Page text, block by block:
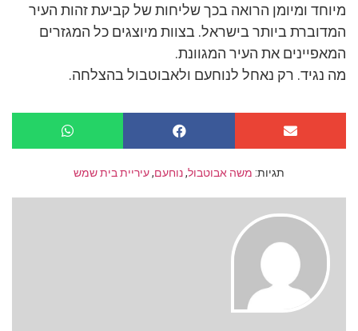
מיוחד ומיומן הרואה בכך שליחות של קביעת זהות העיר
המדוברת ביותר בישראל. בצוות מיוצגים כל המגזרים
המאפיינים את העיר המגוונת.
מה נגיד. רק נאחל לנוחעם ולאבוטבול בהצלחה.
תגיות: משה אבוטבול,נוחעם,עיריית בית שמש